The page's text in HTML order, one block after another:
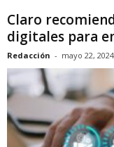
Claro
digitales para
Redacción - mayo 22, 2024